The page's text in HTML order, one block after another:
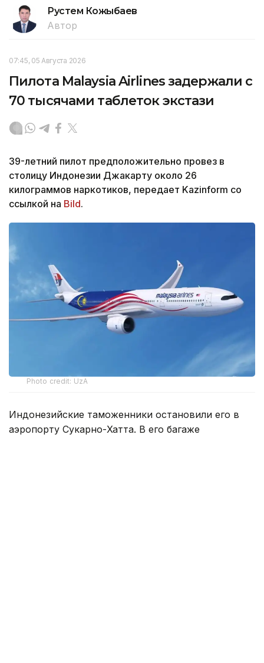
Рустем Кожыбаев
Автор
07:45, 05 Августа 2026
Пилота Malaysia Airlines задержали с
70 тысячами таблеток экстази
39-летний пилот предположительно провез в
столицу Индонезии Джакарту около 26
килограммов наркотиков, передает Kazinform со
ссылкой на Bild.
Photo credit: UzA
Индонезийские таможенники остановили его в
аэропорту Сукарно-Хатта. В его багаже ​​